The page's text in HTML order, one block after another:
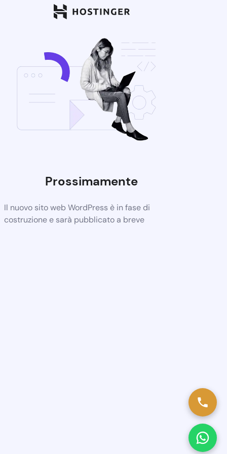
Prossimamente
Il nuovo sito web WordPress è in fase di
costruzione e sarà pubblicato a breve